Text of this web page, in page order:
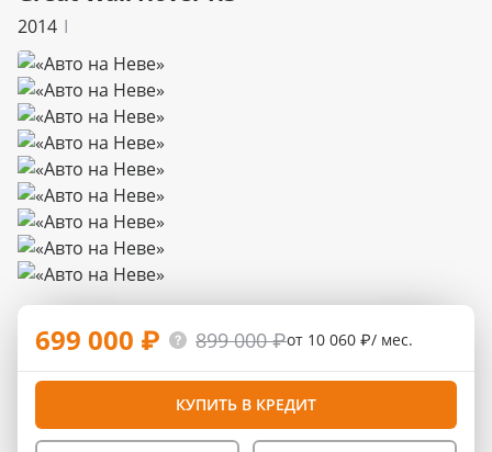
2014 I
699 000 ₽ 899 000 ₽от 10 060 ₽/ мес.
КУПИТЬ В КРЕДИТ